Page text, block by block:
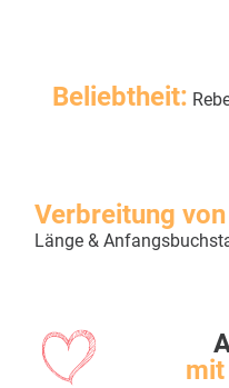
Beliebtheit:
Verbreitung von
Länge &
mit